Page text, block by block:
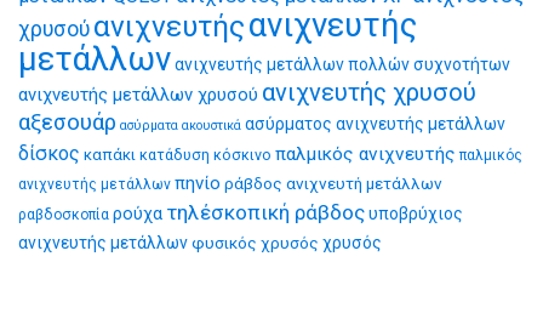
χρυσού ανιχνευτήςανιχνευτής
μετάλλωνανιχνευτής μετάλλων πολλών συχνοτήτων
ανιχνευτής μετάλλων χρυσού ανιχνευτής χρυσού
αξεσουάρ ασύρματα ακουστικά ασύρματος ανιχνευτής μετάλλων
δίσκος καπάκι κατάδυση κόσκινο παλμικός ανιχνευτής παλμικός
ανιχνευτής μετάλλων πηνίο ράβδος ανιχνευτή μετάλλων
ραβδοσκοπία ρούχα τηλέσκοπική ράβδοςυποβρύχιος
ανιχνευτής μετάλλωνφυσικός χρυσός χρυσός